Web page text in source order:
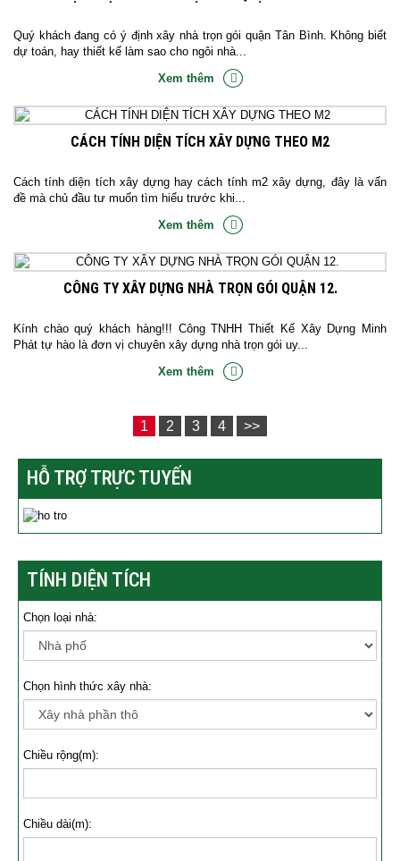
Quý khách đang có ý định xây nhà trọn gói quận Tân Bình. Không biết
dự toán, hay thiết kế làm sao cho ngôi nhà...
Xem thêm
CÁCH TÍNH DIỆN TÍCH XÂY DỰNG THEO M2
Cách tính diện tích xây dựng hay cách tính m2 xây dựng, đây là vấn
đề mà chủ đầu tư muốn tìm hiểu trước khi...
Xem thêm
CÔNG TY XÂY DỰNG NHÀ TRỌN GÓI QUẬN 12.
Kính chào quý khách hàng!!! Công TNHH Thiết Kế Xây Dựng Minh
Phát tự hào là đơn vị chuyên xây dựng nhà trọn gói uy...
Xem thêm
1 2 3 4 >>
HỖ TRỢ TRỰC TUYẾN
TÍNH DIỆN TÍCH
Chọn loại nhà:
Chọn hình thức xây nhà:
Chiều rộng(m):
Chiều dài(m):